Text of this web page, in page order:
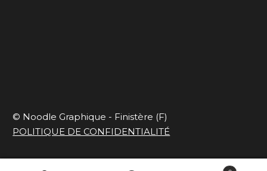
© Noodle Graphique - Finistère (F)
POLITIQUE DE CONFIDENTIALITÉ